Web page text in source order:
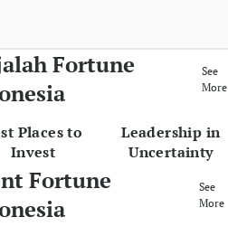
Fortune
See
More
Places to
Invest
Leadership in
Uncertainty
Fortune
See
More